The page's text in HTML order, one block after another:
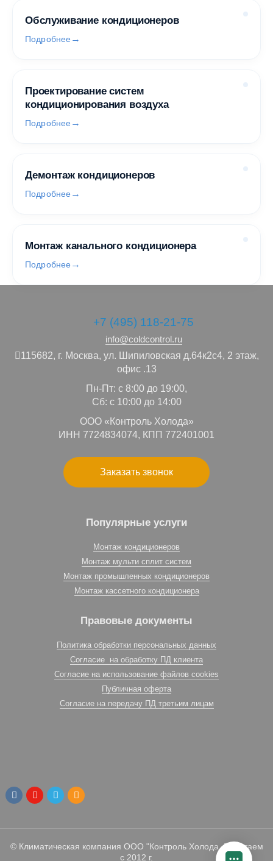
Обслуживание кондиционеров
Подробнее
Проектирование систем
кондиционирования воздуха
Подробнее
Демонтаж кондиционеров
Подробнее
Монтаж канального кондиционера
Подробнее
+7 (495) 118-21-75
info@coldcontrol.ru
115682, г. Москва, ул. Шипиловская д.64к2с4, 2 этаж,
офис .13
Пн-Пт: с 8:00 до 19:00,
Сб: с 10:00 до 14:00
ООО «Контроль Холода»
ИНН 7724834074, КПП 772401001
Заказать звонок
Популярные услуги
Монтаж кондиционеров
Монтаж мульти сплит систем
Монтаж промышленных кондиционеров
Монтаж кассетного кондиционера
Правовые документы
Политика обработки персональных данных
Согласие на обработку ПД клиента
Согласие на использование файлов cookies
Публичная оферта
Согласие на передачу ПД третьим лицам
© Климатическая компания ООО "Контроль Холода. Работаем
с 2012 г.